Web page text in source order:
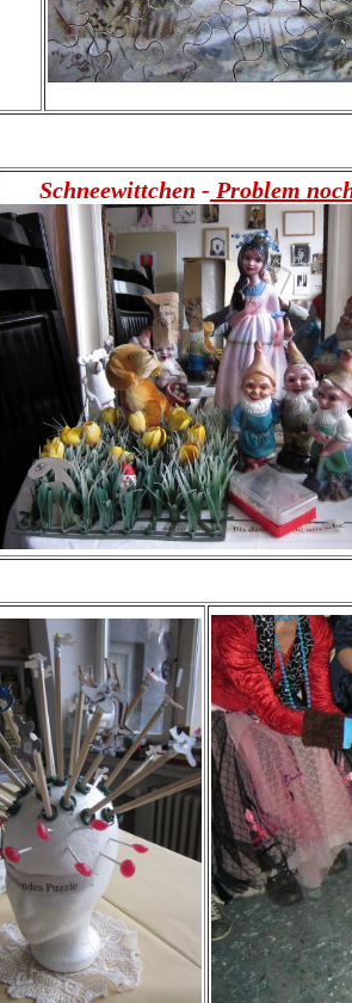
Schneewittchen - Problem